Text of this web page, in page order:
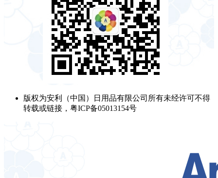
版权为安利（中国）日用品有限公司所有未经许可不得
转载或链接，粤ICP备05013154号